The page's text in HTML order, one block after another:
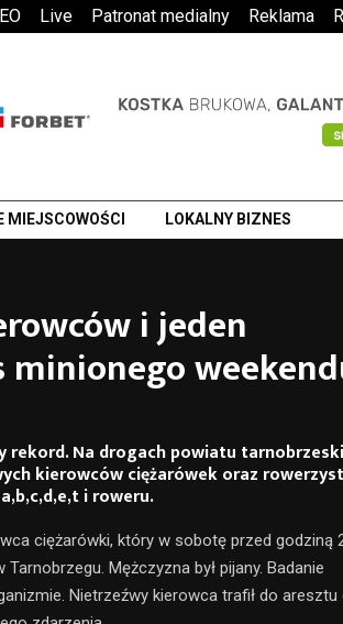
Live Patronat medialny Reklama
MIEJSCOWOŚCI LOKALNY BIZNES
i jeden
rekord. Na drogach powiatu
kierowców ciężarówek oraz
i roweru.
ciężarówki, który w sobotę przed godziną
Mężczyzna był pijany. Badanie
Nietrzeźwy kierowca trafił do aresztu